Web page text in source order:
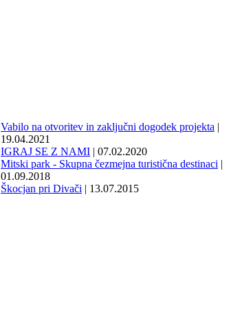
Vabilo na otvoritev in zaključni dogodek projekta |
19.04.2021
IGRAJ SE Z NAMI | 07.02.2020
Mitski park - Skupna čezmejna turistična destinaci |
01.09.2018
Škocjan pri Divači | 13.07.2015